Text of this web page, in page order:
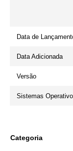
Data de
Data Adicionada
Versão
Sistemas
Categoria